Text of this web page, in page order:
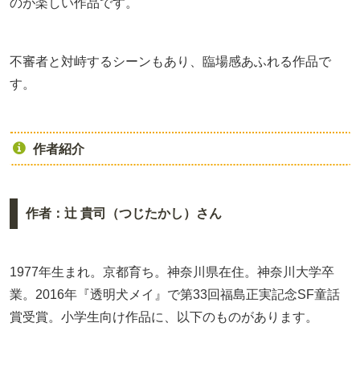
のが楽しい作品です。
不審者と対峙するシーンもあり、臨場感あふれる作品で
す。
作者紹介
作者：辻 貴司（つじたかし）さん
1977年生まれ。京都育ち。神奈川県在住。神奈川大学卒
業。2016年『透明犬メイ』で第33回福島正実記念SF童話
賞受賞。小学生向け作品に、以下のものがあります。